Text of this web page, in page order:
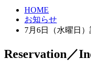
HOME
お知らせ
7月6日（水曜日
Reservation／